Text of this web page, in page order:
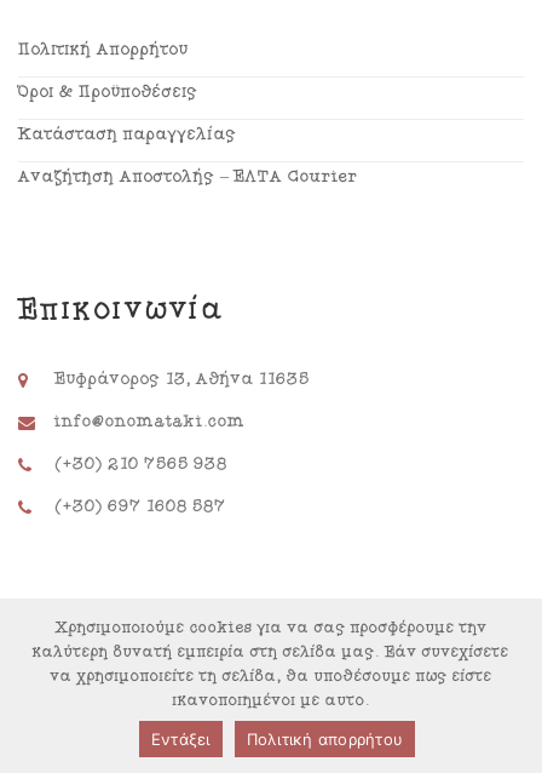
Πολιτική Απορρήτου
Όροι & Προϋποθέσεις
Κατάσταση παραγγελίας
Αναζήτηση Αποστολής – ΕΛΤΑ Courier
Επικοινωνία
Ευφράνορος 13, Αθήνα 11635
info@onomataki.com
(+30) 210 7565 938
(+30) 697 1608 587
© Copyright 2022. Powered bySafeData
Χρησιμοποιούμε cookies για να σας προσφέρουμε την
καλύτερη δυνατή εμπειρία στη σελίδα μας. Εάν συνεχίσετε
να χρησιμοποιείτε τη σελίδα, θα υποθέσουμε πως είστε
ικανοποιημένοι με αυτό.
Εντάξει Πολιτική απορρήτου